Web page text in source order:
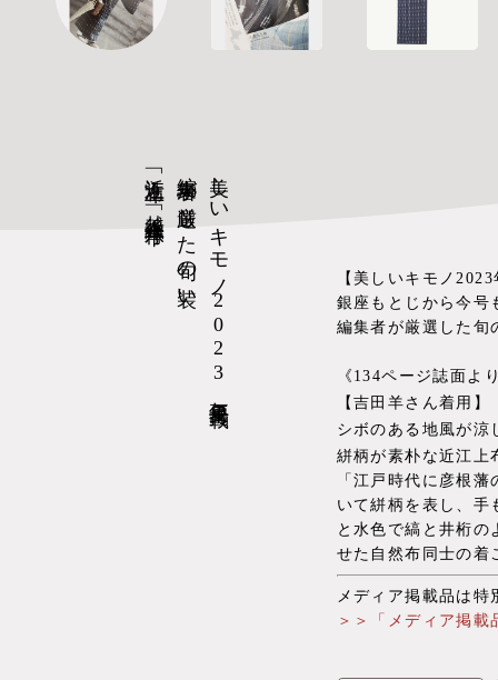
美しいキモノ2023年夏号掲載
編集者が厳選した旬の装い
「近江上布」×「越後上布八寸帯」
【美しいキモノ2023
銀座もとじから今号
編集者が厳選した旬
《134ページ誌面より
【吉田羊さん着用】
シボのある地風が涼
絣柄が素朴な近江上
「江戸時代に彦根
いて絣柄を表し、手
と水色で縞と井桁の
せた自然布同士の着
メディア掲載品は特
＞＞「メディア掲載